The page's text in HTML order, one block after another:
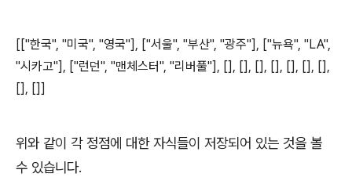
[["한국", "미국", "영국"], ["서울", "부산", "광주"], ["뉴욕", "LA",
"시카고"], ["런던", "맨체스터", "리버풀"], [], [], [], [], [], [], [],
[], []]
위와 같이 각 정점에 대한 자식들이 저장되어 있는 것을 볼
수 있습니다.